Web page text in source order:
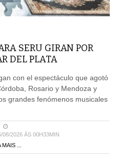
SERU GIRAN POR
DEL PLATA
con el espectáculo que agotó
Rosario y Mendoza y
grandes fenómenos musicales
08/2026 ÀS 00H33MIN
MAIS ...